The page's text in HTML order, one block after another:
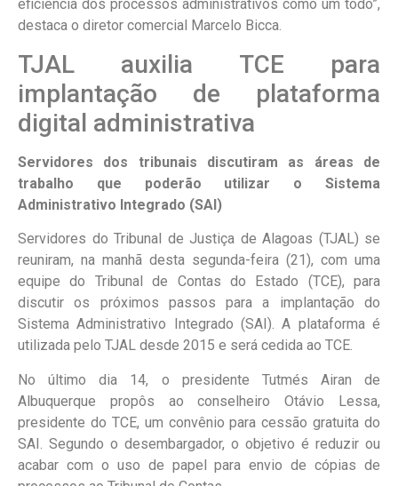
eficiência dos processos administrativos como um todo”,
destaca o diretor comercial Marcelo Bicca.
TJAL auxilia TCE para
implantação de plataforma
digital administrativa
Servidores dos tribunais discutiram as áreas de
trabalho que poderão utilizar o Sistema
Administrativo Integrado (SAI)
Servidores do Tribunal de Justiça de Alagoas (TJAL) se
reuniram, na manhã desta segunda-feira (21), com uma
equipe do Tribunal de Contas do Estado (TCE), para
discutir os próximos passos para a implantação do
Sistema Administrativo Integrado (SAI). A plataforma é
utilizada pelo TJAL desde 2015 e será cedida ao TCE.
No último dia 14, o presidente Tutmés Airan de
Albuquerque propôs ao conselheiro Otávio Lessa,
presidente do TCE, um convênio para cessão gratuita do
SAI. Segundo o desembargador, o objetivo é reduzir ou
acabar com o uso de papel para envio de cópias de